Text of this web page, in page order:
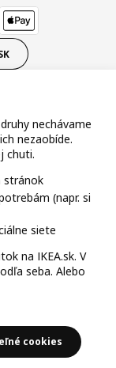
zmluvy (služby)
nechávame
nezaobíde.
chuti.
stránok
(napr. si
siete
na IKEA.sk. V
seba. Alebo
cookies